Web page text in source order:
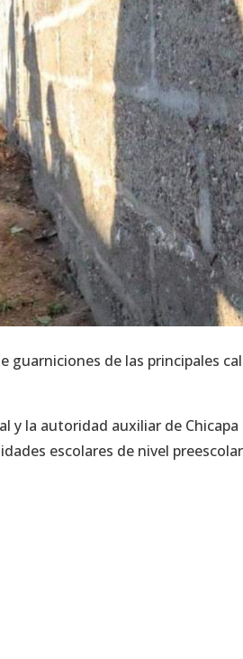
guarniciones de las principales
y la autoridad auxiliar de Chicapa
escolares de nivel